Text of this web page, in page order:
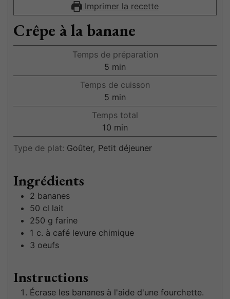
Imprimer la recette
Crêpe à la banane
Temps de préparation
5 min
Temps de cuisson
5 min
Temps total
10 min
Type de plat: Goûter, Petit déjeuner
Ingrédients
2 bananes
50 cl lait
250 g farine
1 c. à café levure chimique
3 oeufs
Instructions
Écrase les bananes à l'aide d'une fourchette.